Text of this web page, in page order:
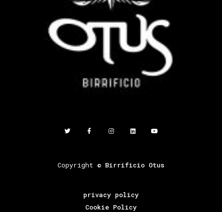
Copyright © Birrificio Otus
privacy policy
Cookie Policy